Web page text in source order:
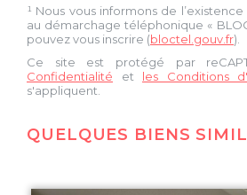
¹ Nous vous informons de
au démarchage téléphonique «
pouvez vous inscrire (bloctel.gouv.fr).
Ce site est protégé par
Confidentialité et les Conditions
s'appliquent.
QUELQUES BIENS